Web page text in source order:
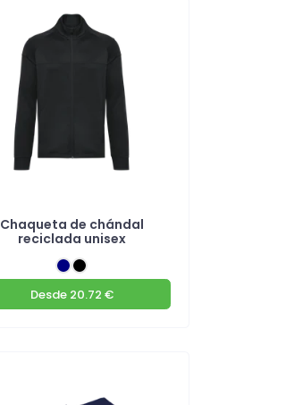
Chaqueta de chándal
reciclada unisex
Desde20.72 €